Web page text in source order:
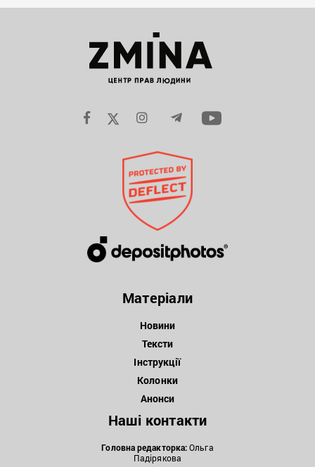
Матеріали
Новини
Тексти
Інструкції
Колонки
Анонси
Наші контакти
Головна редакторка:Ольга
Падірякова